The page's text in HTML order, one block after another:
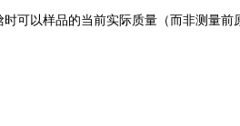
可以样品的当前实际质量（而非测量前